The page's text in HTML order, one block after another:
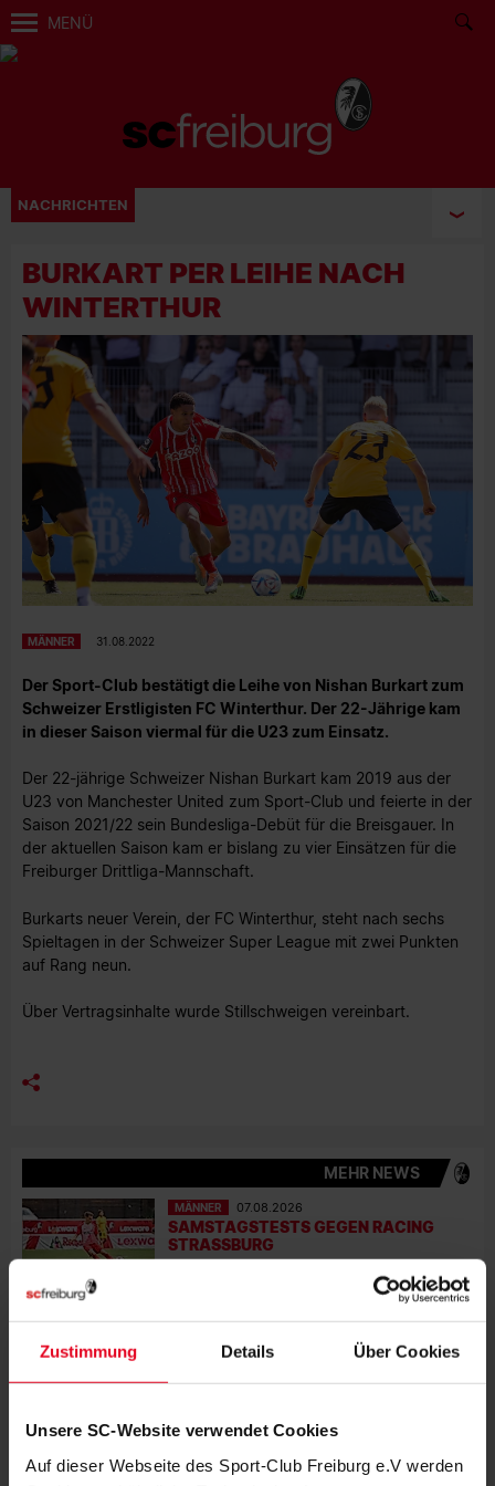
Zustimmung Details Über Cookies
Unsere SC-Website verwendet Cookies
Auf dieser Webseite des Sport-Club Freiburg e.V werden
MENÜ
NACHRICHTEN
BURKART PER LEIHE NACH
WINTERTHUR
MÄNNER 31.08.2022
Der Sport-Club bestätigt die Leihe von Nishan Burkart zum
Schweizer Erstligisten FC Winterthur. Der 22-Jährige kam
in dieser Saison viermal für die U23 zum Einsatz.
Der 22-jährige Schweizer Nishan Burkart kam 2019 aus der
U23 von Manchester United zum Sport-Club und feierte in der
Saison 2021/22 sein Bundesliga-Debüt für die Breisgauer. In
der aktuellen Saison kam er bislang zu vier Einsätzen für die
Freiburger Drittliga-Mannschaft.
Burkarts neuer Verein, der FC Winterthur, steht nach sechs
Spieltagen in der Schweizer Super League mit zwei Punkten
auf Rang neun.
Über Vertragsinhalte wurde Stillschweigen vereinbart.
MEHR NEWS
MÄNNER 07.08.2026
SAMSTAGSTESTS GEGEN RACING
STRASSBURG
"WIR DENKEN JEDES JAHR NEU"
CONFERENCE-LEAGUE-PLAYOFFS